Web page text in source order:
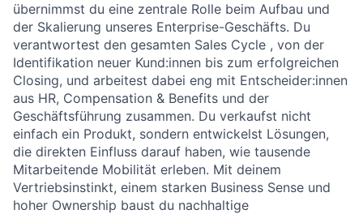
übernimmst du eine zentrale Rolle beim Aufbau und
der Skalierung unseres Enterprise-Geschäfts. Du
verantwortest den gesamten Sales Cycle , von der
Identifikation neuer Kund:innen bis zum erfolgreichen
Closing, und arbeitest dabei eng mit Entscheider:innen
aus HR, Compensation & Benefits und der
Geschäftsführung zusammen. Du verkaufst nicht
einfach ein Produkt, sondern entwickelst Lösungen,
die direkten Einfluss darauf haben, wie tausende
Mitarbeitende Mobilität erleben. Mit deinem
Vertriebsinstinkt, einem starken Business Sense und
hoher Ownership baust du nachhaltige